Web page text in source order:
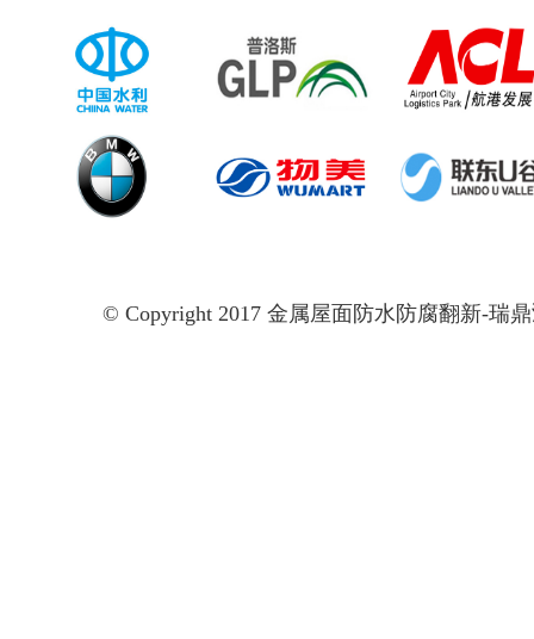
© Copyright 2017 金属屋面防水防腐翻新-瑞